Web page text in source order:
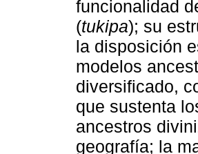
funcionalidad
(tukipa); su
la disposición
modelos
diversificado,
que sustenta
ancestros
geografía; la